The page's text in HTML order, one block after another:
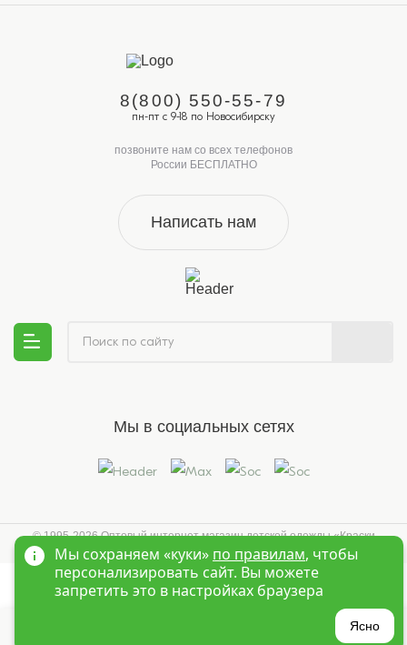
?
8(800) 550-55-79
пн-пт с 9-18 по Новосибирску
позвоните нам со всех телефонов
России БЕСПЛАТНО
Написать нам
Мы в социальных сетях
© 1995-2026 Оптовый интернет магазин детской одежды «Краски
Детства»Новосибирск
Мы сохраняем «куки» по правилам, чтобы
персонализировать сайт. Вы можете
запретить это в настройках браузера
Ясно